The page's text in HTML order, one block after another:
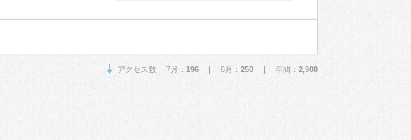
アクセス数 7月： 196 | 6月： 250 | 年間： 2,908